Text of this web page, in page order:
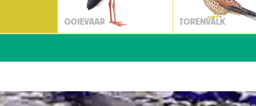
OOIEVAAR TORENVALK